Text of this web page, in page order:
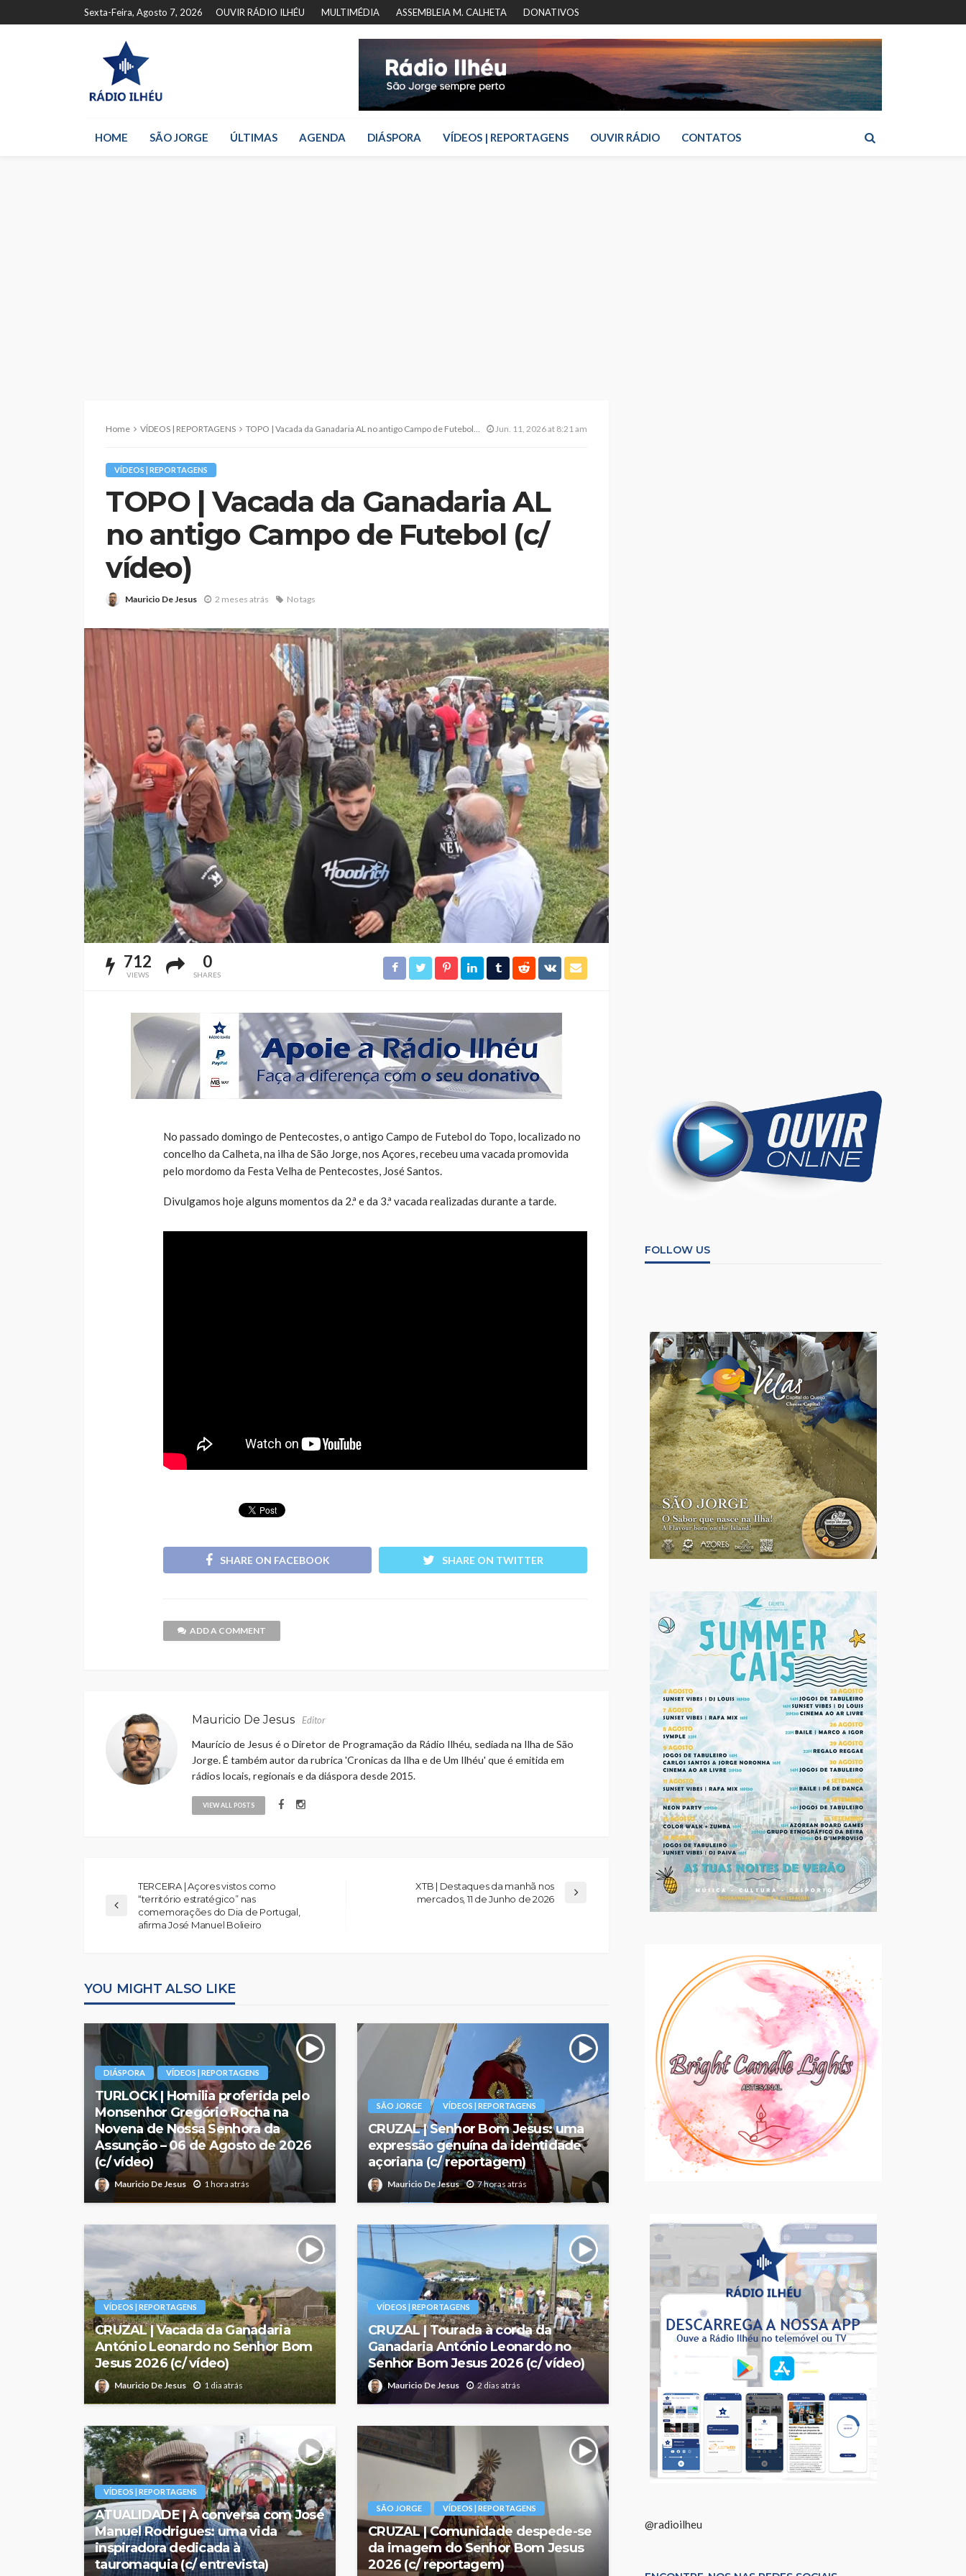
Sexta-Feira, Agosto 7, 2026 OUVIR RÁDIO ILHÉU MULTIMÉDIA ASSEMBLEIA M. CALHETA DONATIVOS
HOME SÃO JORGE ÚLTIMAS AGENDA DIÁSPORA VÍDEOS | REPORTAGENS OUVIR RÁDIO CONTATOS
Home VÍDEOS | REPORTAGENS TOPO | Vacada da Ganadaria AL no antigo Campo de Futebol (c/ vídeo) Jun. 11, 2026 at 8:21 am
VÍDEOS | REPORTAGENS
TOPO | Vacada da Ganadaria AL
no antigo Campo de Futebol (c/
vídeo)
Mauricio De Jesus 2 meses atrás No tags
712
VIEWS
0
SHARES
No passado domingo de Pentecostes, o antigo Campo de Futebol do Topo, localizado no
concelho da Calheta, na ilha de São Jorge, nos Açores, recebeu uma vacada promovida
pelo mordomo da Festa Velha de Pentecostes, José Santos.
Divulgamos hoje alguns momentos da 2.ª e da 3.ª vacada realizadas durante a tarde.
SHARE ON FACEBOOK SHARE ON TWITTER
ADD A COMMENT
Mauricio De Jesus Editor
Maurício de Jesus é o Diretor de Programação da Rádio Ilhéu, sediada na Ilha de São
Jorge. É também autor da rubrica 'Cronicas da Ilha e de Um Ilhéu' que é emitida em
rádios locais, regionais e da diáspora desde 2015.
VIEW ALL POSTS
TERCEIRA | Açores vistos como
“território estratégico” nas
comemorações do Dia de Portugal,
afirma José Manuel Bolieiro
XTB | Destaques da manhã nos
mercados, 11 de Junho de 2026
YOU MIGHT ALSO LIKE
DIÁSPORA VÍDEOS | REPORTAGENS
TURLOCK | Homilia proferida pelo
Monsenhor Gregório Rocha na
Novena de Nossa Senhora da
Assunção – 06 de Agosto de 2026
(c/ vídeo)
Mauricio De Jesus 1 hora atrás
SÃO JORGE VÍDEOS | REPORTAGENS
CRUZAL | Senhor Bom Jesus: uma
expressão genuína da identidade
açoriana (c/ reportagem)
Mauricio De Jesus 7 horas atrás
VÍDEOS | REPORTAGENS
CRUZAL | Vacada da Ganadaria
António Leonardo no Senhor Bom
Jesus 2026 (c/ vídeo)
Mauricio De Jesus 1 dia atrás
VÍDEOS | REPORTAGENS
CRUZAL | Tourada à corda da
Ganadaria António Leonardo no
Senhor Bom Jesus 2026 (c/ vídeo)
Mauricio De Jesus 2 dias atrás
VÍDEOS | REPORTAGENS
ATUALIDADE | À conversa com José
Manuel Rodrigues: uma vida
inspiradora dedicada à
tauromaquia (c/ entrevista)
SÃO JORGE VÍDEOS | REPORTAGENS
CRUZAL | Comunidade despede-se
da imagem do Senhor Bom Jesus
2026 (c/ reportagem)
FOLLOW US
@radioilheu